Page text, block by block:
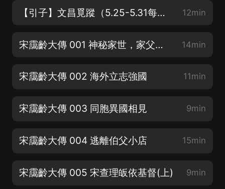
【引子】文昌覓蹤（5.25-5.31每天更新4集！） 12min
宋靄齡大傳 001 神秘家世，家父的人生轉折 14min
宋靄齡大傳 002 海外立志強國 11min
宋靄齡大傳 003 同胞異國相見 9min
宋靄齡大傳 004 逃離伯父小店 15min
宋靄齡大傳 005 宋查理皈依基督(上) 9min